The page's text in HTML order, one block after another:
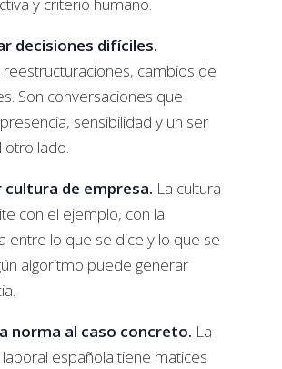
y criterio humano.
decisiones difíciles.
reestructuraciones, cambios de
Son conversaciones que
sensibilidad y un ser
otro lado.
de empresa. La cultura
con el ejemplo, con la
entre lo que se dice y lo que se
algoritmo puede generar
norma al caso concreto. La
laboral española tiene matices